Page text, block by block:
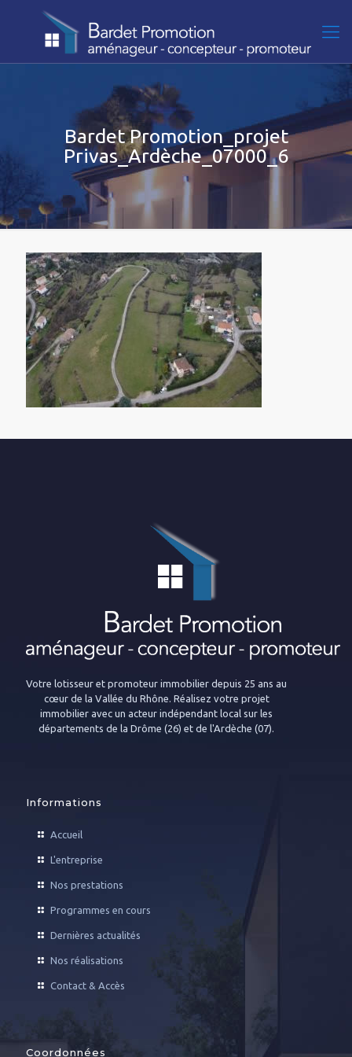
Bardet Promotion_projet
Privas_Ardèche_07000_6
Votre lotisseur et promoteur immobilier depuis 25 ans au
cœur de la Vallée du Rhône. Réalisez votre projet
immobilier avec un acteur indépendant local sur les
départements de la Drôme (26) et de l'Ardèche (07).
Informations
Accueil
L'entreprise
Nos prestations
Programmes en cours
Dernières actualités
Nos réalisations
Contact & Accès
Coordonnées